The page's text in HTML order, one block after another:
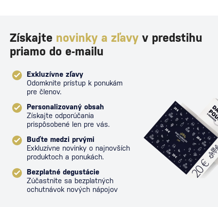
Získajte novinky a zľavy v predstihu
priamo do e-mailu
Exkluzívne zľavy
Odomknite prístup k ponukám
pre členov.
Personalizovaný obsah
Získajte odporúčania
prispôsobené len pre vás.
Buďte medzi prvými
Exkluzívne novinky o najnovších
produktoch a ponukách.
Bezplatné degustácie
Zúčastnite sa bezplatných
ochutnávok nových nápojov